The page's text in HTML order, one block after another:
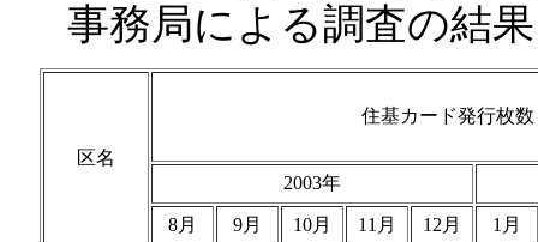
事務局による調査の結
区名
住基カード発行枚数
2003年
8月 9月 10月 11月 12月 1月